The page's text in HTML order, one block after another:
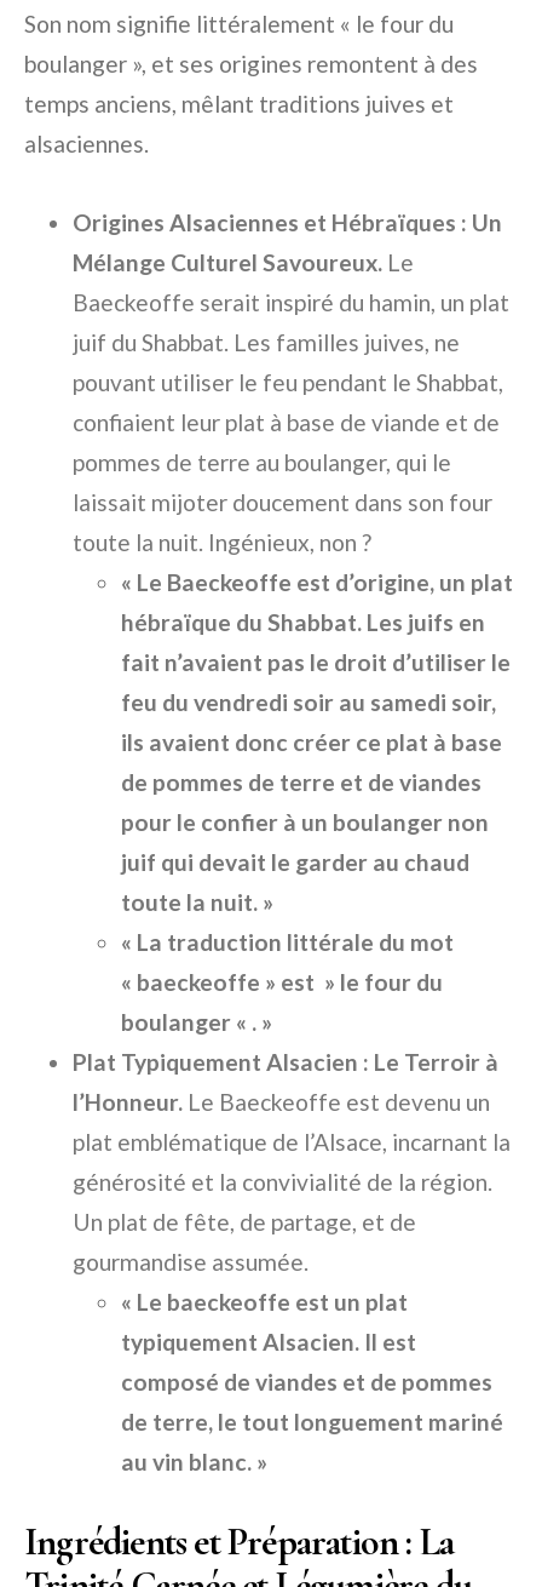
Son nom signifie littéralement « le four du
boulanger », et ses origines remontent à des
temps anciens, mêlant traditions juives et
alsaciennes.
Origines Alsaciennes et Hébraïques : Un
Mélange Culturel Savoureux. Le
Baeckeoffe serait inspiré du hamin, un plat
juif du Shabbat. Les familles juives, ne
pouvant utiliser le feu pendant le Shabbat,
confiaient leur plat à base de viande et de
pommes de terre au boulanger, qui le
laissait mijoter doucement dans son four
toute la nuit. Ingénieux, non ?
« Le Baeckeoffe est d’origine, un plat
hébraïque du Shabbat. Les juifs en
fait n’avaient pas le droit d’utiliser le
feu du vendredi soir au samedi soir,
ils avaient donc créer ce plat à base
de pommes de terre et de viandes
pour le confier à un boulanger non
juif qui devait le garder au chaud
toute la nuit. »
« La traduction littérale du mot
« baeckeoffe » est » le four du
boulanger « . »
Plat Typiquement Alsacien : Le Terroir à
l’Honneur. Le Baeckeoffe est devenu un
plat emblématique de l’Alsace, incarnant la
générosité et la convivialité de la région.
Un plat de fête, de partage, et de
gourmandise assumée.
« Le baeckeoffe est un plat
typiquement Alsacien. Il est
composé de viandes et de pommes
de terre, le tout longuement mariné
au vin blanc. »
Ingrédients et Préparation : La